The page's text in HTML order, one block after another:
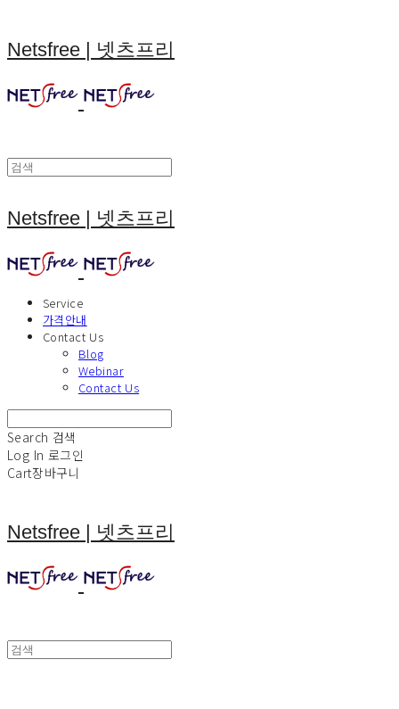
Netsfree | 넷츠프리
Netsfree | 넷츠프리
Service
가격안내
Contact Us
Blog
Webinar
Contact Us
Search 검색
Log In 로그인
Cart장바구니
Netsfree | 넷츠프리